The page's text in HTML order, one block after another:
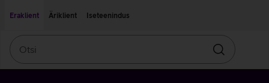
Eraklient
Äriklient Iseteenindus
Otsin